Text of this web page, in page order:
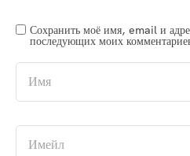
Сохранить моё имя, email и
последующих моих